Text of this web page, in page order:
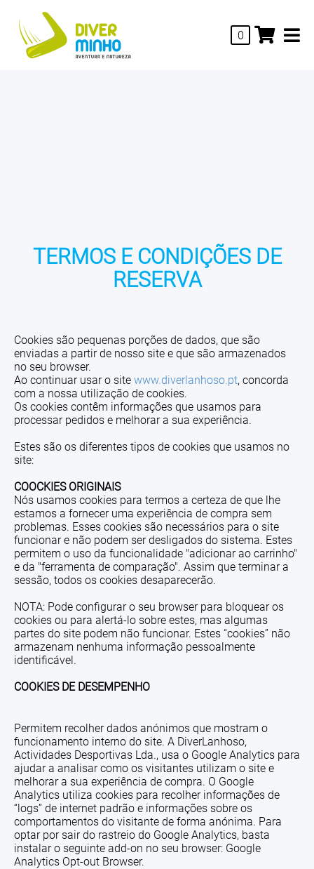
0
TERMOS E CONDIÇÕES DE
RESERVA
Cookies são pequenas porções de dados, que são
enviadas a partir de nosso site e que são armazenados
no seu browser.
Ao continuar usar o site www.diverlanhoso.pt, concorda
com a nossa utilização de cookies.
Os cookies contêm informações que usamos para
processar pedidos e melhorar a sua experiência.
Estes são os diferentes tipos de cookies que usamos no
site:
COOCKIES ORIGINAIS
Nós usamos cookies para termos a certeza de que lhe
estamos a fornecer uma experiência de compra sem
problemas. Esses cookies são necessários para o site
funcionar e não podem ser desligados do sistema. Estes
permitem o uso da funcionalidade "adicionar ao carrinho"
e da "ferramenta de comparação". Assim que terminar a
sessão, todos os cookies desaparecerão.
NOTA: Pode configurar o seu browser para bloquear os
cookies ou para alertá-lo sobre estes, mas algumas
partes do site podem não funcionar. Estes “cookies” não
armazenam nenhuma informação pessoalmente
identificável.
COOKIES DE DESEMPENHO
Permitem recolher dados anónimos que mostram o
funcionamento interno do site. A DiverLanhoso,
Actividades Desportivas Lda., usa o Google Analytics para
ajudar a analisar como os visitantes utilizam o site e
melhorar a sua experiência de compra. O Google
Analytics utiliza cookies para recolher informações de
“logs” de internet padrão e informações sobre os
comportamentos do visitante de forma anónima. Para
optar por sair do rastreio do Google Analytics, basta
instalar o seguinte add-on no seu browser: Google
Analytics Opt-out Browser.